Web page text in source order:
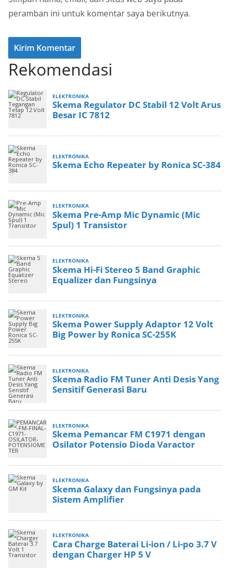
peramban ini untuk komentar saya berikutnya.
Rekomendasi